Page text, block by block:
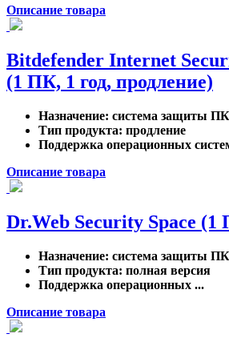
Описание товара
Bitdefender Internet
(1 ПК, 1 год, продление)
Назначение: система защиты ПК
Тип продукта: продление
Поддержка операционных
Описание товара
Dr.Web Security Space (1
Назначение: система защиты ПК
Тип продукта: полная версия
Поддержка операционных ...
Описание товара